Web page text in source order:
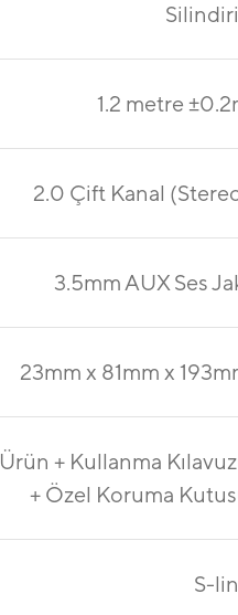
1.2 metre
2.0 Çift Kanal
3.5mm AUX Ses
23mm x 81mm x
Ürün + Kullanma
+ Özel Koruma
S-